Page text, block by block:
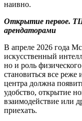
наивно.
Открытие первое.
арендаторами
В апреле 2026 года
искусственный
но и роль
становиться все реже
центра должна
удобство, открытие
взаимодействие или
приехать.